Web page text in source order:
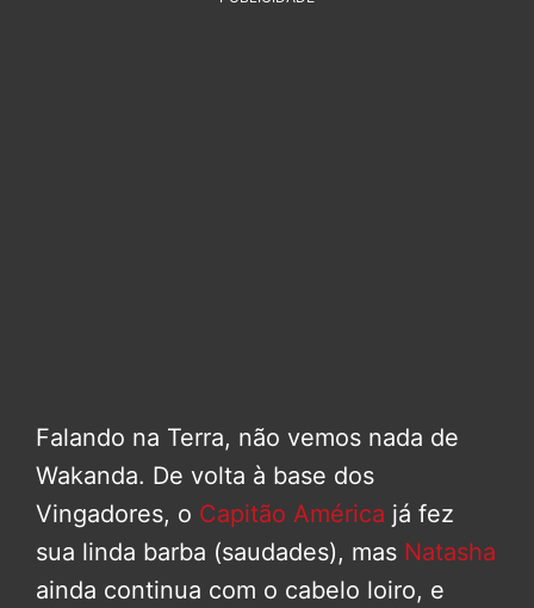
Falando na Terra, não vemos nada de
Wakanda. De volta à base dos
Vingadores, o Capitão América já fez
sua linda barba (saudades), mas Natasha
ainda continua com o cabelo loiro, e